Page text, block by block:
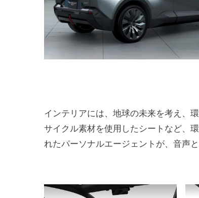
インテリアには、地球の未来を考え、
サイクル素材を使用したシートなど、
れたパーソナルエージェントが、音声